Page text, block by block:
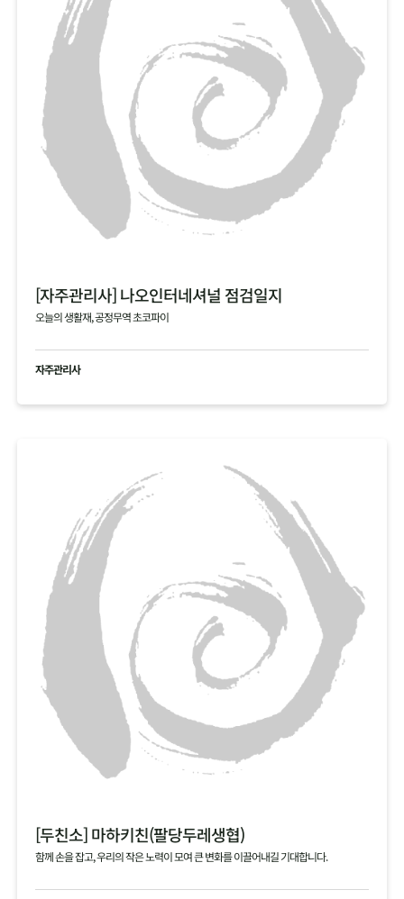
[자주관리사] 나오인터네셔널 점검일지
오늘의 생활재, 공정무역 초코파이
자주관리사
[두친소] 마하키친(팔당두레생협)
함께 손을 잡고, 우리의 작은 노력이 모여 큰 변화를 이끌어내길 기대합니다.